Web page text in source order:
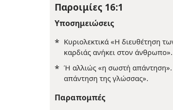
Παροιμίες 16:1
Υποσημειώσεις
* Κυριολεκτικά «Η διευθέτηση
καρδιάς ανήκει στον άνθρωπο».
* Ή αλλιώς «η σωστή απάντηση».
απάντηση της γλώσσας».
Παραπομπές